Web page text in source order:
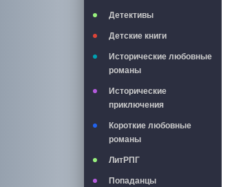
Детективы
Детские книги
Исторические любовные
романы
Исторические
приключения
Короткие любовные
романы
ЛитРПГ
Попаданцы